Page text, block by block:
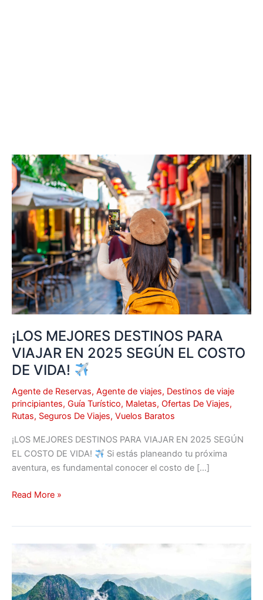
¡LOS MEJORES DESTINOS PARA
VIAJAR EN 2025 SEGÚN EL COSTO
DE VIDA!
Agente de Reservas, Agente de viajes, Destinos de viaje
principiantes, Guía Turístico, Maletas, Ofertas De Viajes,
Rutas, Seguros De Viajes, Vuelos Baratos
¡LOS MEJORES DESTINOS PARA VIAJAR EN 2025 SEGÚN
EL COSTO DE VIDA!
Si estás planeando tu próxima
aventura, es fundamental conocer el costo de […]
¡LOS
MEJORES
DESTINOS
PARA
VIAJAR
EN
2025
SEGÚN
EL
COSTO
DE
VIDA!
Read More »
EXPLORA
IMPRESIONANTE
CAÑÓN